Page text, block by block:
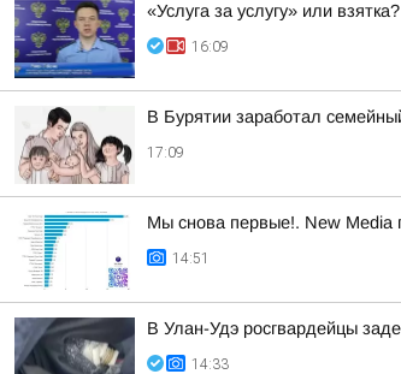
«Услуга за услугу» или
16:09
В Бурятии заработал
17:09
Мы снова первые!. New Media
14:51
В Улан-Удэ росгвардейцы
14:33